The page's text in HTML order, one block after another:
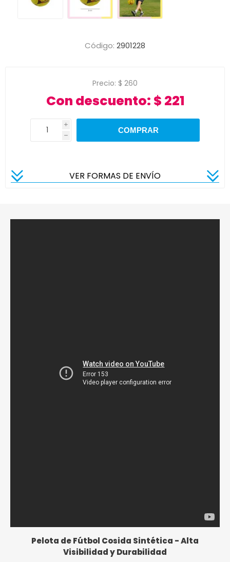
Código: 2901228
Precio: $ 260
Con descuento: $ 221
i
h
VER FORMAS DE ENVÍO
Pelota de Fútbol Cosida Sintética - Alta
Visibilidad y Durabilidad